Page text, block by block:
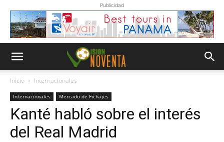
Publicidad
Inicio Internacionales
Internacionales Mercado de Fichajes
Kanté habló sobre el interés
del Real Madrid